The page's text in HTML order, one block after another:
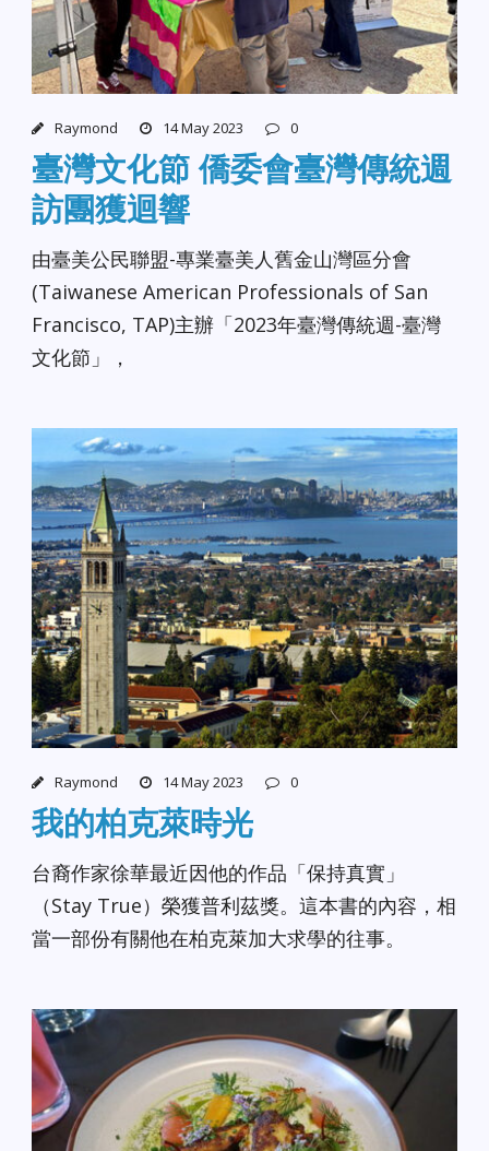
Raymond 14 May 2023 0
臺灣文化節 僑委會臺灣傳統週
訪團獲迴響
由臺美公民聯盟-專業臺美人舊金山灣區分會
(Taiwanese American Professionals of San
Francisco, TAP)主辦「2023年臺灣傳統週-臺灣
文化節」，
Raymond 14 May 2023 0
我的柏克萊時光
台裔作家徐華最近因他的作品「保持真實」
（Stay True）榮獲普利茲獎。這本書的內容，相
當一部份有關他在柏克萊加大求學的往事。